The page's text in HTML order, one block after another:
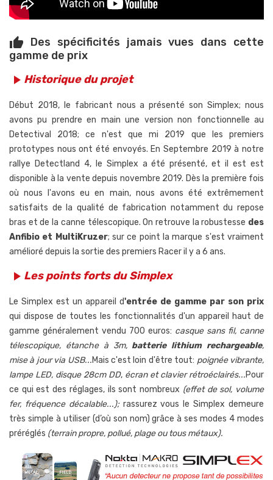
thumb_up Des spécificités jamais vues dans cette
gamme de prix
play_arrow Historique du projet
Début 2018, le fabricant nous a présenté son Simplex; nous
avons pu prendre en main une version non fonctionnelle au
Detectival 2018; ce n'est que mi 2019 que les premiers
prototypes nous ont été envoyés. En Septembre 2019 à notre
rallye Detectland 4, le Simplex a été présenté, et il est est
disponible à la vente depuis novembre 2019. Dès la première fois
où nous l'avons eu en main, nous avons été extrêmement
satisfaits de la qualité de fabrication notamment du repose
bras et de la canne télescopique. On retrouve la robustesse des
Anfibio et MultiKruzer; sur ce point la marque s'est vraiment
amélioré depuis la sortie des premiers Racer il y a 6 ans.
play_arrow Les points forts du Simplex
Le Simplex est un appareil d'entrée de gamme par son prix
qui dispose de toutes les fonctionnalités d'un appareil haut de
gamme généralement vendu 700 euros: casque sans fil, canne
télescopique, étanche à 3m, batterie lithium rechargeable,
mise à jour via USB...Mais c'est loin d'être tout: poignée vibrante,
lampe LED, disque 28cm DD, écran et clavier rétroéclairés...Pour
ce qui est des réglages, ils sont nombreux (effet de sol, volume
fer, fréquence décalable...); rassurez vous le Simplex demeure
très simple à utiliser (d’où son nom) grâce à ses modes 4 modes
préréglés (terrain propre, pollué, plage ou tous métaux).